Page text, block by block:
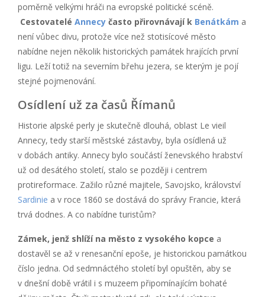
poměrně velkými hráči na evropské politické scéně.
Cestovatelé Annecy často přirovnávají k Benátkám a
není vůbec divu, protože více než stotisícové město
nabídne nejen několik historických památek hrajících první
ligu. Leží totiž na severním břehu jezera, se kterým je pojí
stejné pojmenování.
Osídlení už za časů Římanů
Historie alpské perly je skutečně dlouhá, oblast Le vieil
Annecy, tedy starší městské zástavby, byla osídlená už
v dobách antiky. Annecy bylo součástí ženevského hrabství
už od desátého století, stalo se později i centrem
protireformace. Zažilo různé majitele, Savojsko, království
Sardinie a v roce 1860 se dostává do správy Francie, která
trvá dodnes. A co nabídne turistům?
Zámek, jenž shlíží na město z vysokého kopce a
dostavěl se až v renesanční epoše, je historickou památkou
číslo jedna. Od sedmnáctého století byl opuštěn, aby se
v dnešní době vrátil i s muzeem připomínajícím bohaté